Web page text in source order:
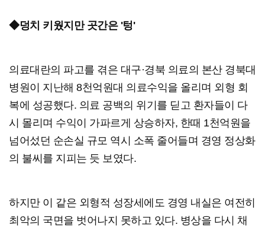
◆덩치 키웠지만 곳간은 '텅'
의료대란의 파고를 겪은 대구·경북 의료의 본산 경북대
병원이 지난해 8천억원대 의료수익을 올리며 외형 회
복에 성공했다. 의료 공백의 위기를 딛고 환자들이 다
시 몰리며 수익이 가파르게 상승하자, 한때 1천억원을
넘어섰던 순손실 규모 역시 소폭 줄어들며 경영 정상화
의 불씨를 지피는 듯 보였다.
하지만 이 같은 외형적 성장세에도 경영 내실은 여전히
최악의 국면을 벗어나지 못하고 있다. 병상을 다시 채